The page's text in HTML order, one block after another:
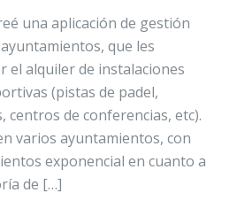
una aplicación de gestión
que les
el alquiler de instalaciones
(pistas de padel,
centros de conferencias, etc).
varios ayuntamientos, con
exponencial en cuanto a
de […]